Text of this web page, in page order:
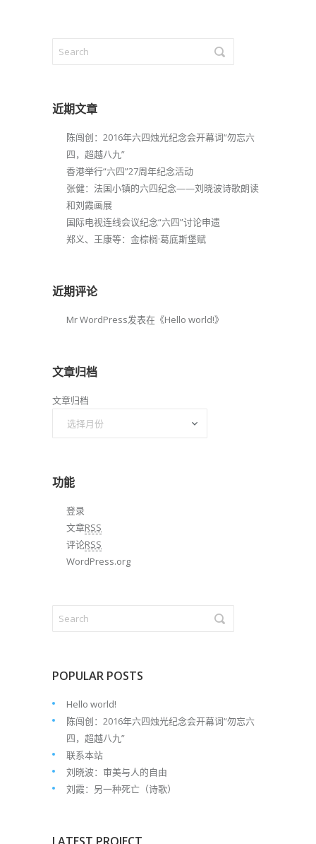
近期文章
陈闯创：2016年六四烛光纪念会开幕词“勿忘六
四，超越八九”
香港举行“六四”27周年纪念活动
张健：法国小镇的六四纪念——刘晓波诗歌朗读
和刘霞画展
国际电视连线会议纪念“六四”讨论申遗
郑义、王康等：金棕榈·葛底斯堡赋
近期评论
Mr WordPress发表在《Hello world!》
文章归档
文章归档
功能
登录
文章RSS
评论RSS
WordPress.org
POPULAR POSTS
Hello world!
陈闯创：2016年六四烛光纪念会开幕词“勿忘六
四，超越八九”
联系本站
刘晓波：审美与人的自由
刘霞：另一种死亡（诗歌）